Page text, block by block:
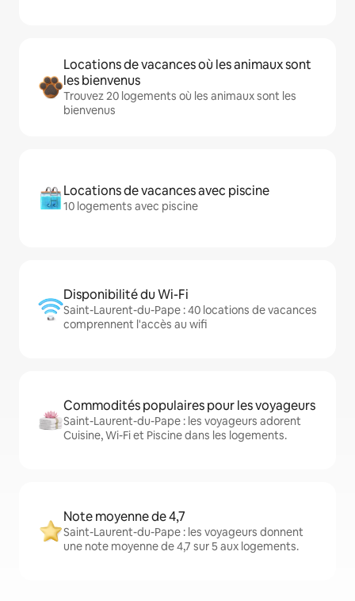
Locations de vacances où les animaux sont
les bienvenus
Trouvez 20 logements où les animaux sont les
bienvenus
Locations de vacances avec piscine
10 logements avec piscine
Disponibilité du Wi-Fi
Saint-Laurent-du-Pape : 40 locations de vacances
comprennent l'accès au wifi
Commodités populaires pour les voyageurs
Saint-Laurent-du-Pape : les voyageurs adorent
Cuisine, Wi-Fi et Piscine dans les logements.
Note moyenne de 4,7
Saint-Laurent-du-Pape : les voyageurs donnent
une note moyenne de 4,7 sur 5 aux logements.